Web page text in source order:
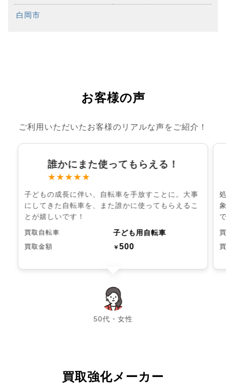
白岡市
お客様の声
ご利用いただいたお客様のリアルな声をご紹介！
誰かにまた使ってもらえる！
★★★★★
子どもの成長に伴い、自転車を手放すことに。大事
にしてきた自転車を、また誰かに使ってもらえるこ
とが嬉しいです！
買取自転車 子ども用自転車
買取金額 ￥500
50代・女性
chevron_left chevron_right
買取強化メーカー